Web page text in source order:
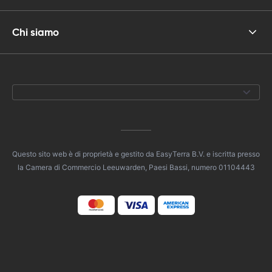
Chi siamo
Questo sito web è di proprietà e gestito da EasyTerra B.V. e iscritta presso
la Camera di Commercio Leeuwarden, Paesi Bassi, numero 01104443